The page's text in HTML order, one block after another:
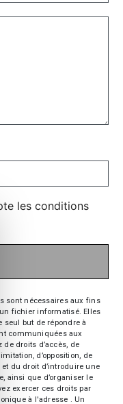
le
les conditions
sont nécessaires aux fins
fichier informatisé. Elles
seul but de répondre à
communiquées aux
de droits d’accès, de
d’opposition, de
du droit d’introduire une
ainsi que d’organiser le
exercer ces droits par
à l'adresse . Un